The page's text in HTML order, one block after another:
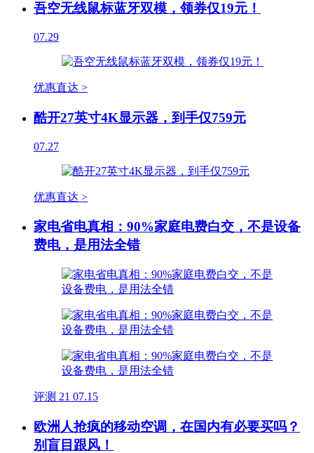
吾空无线鼠标蓝牙双模，领券仅19元！
07.29
优惠直达 >
酷开27英寸4K显示器，到手仅759元
07.27
优惠直达 >
家电省电真相：90%家庭电费白交，不是设备
费电，是用法全错
评测 21 07.15
欧洲人抢疯的移动空调，在国内有必要买吗？
别盲目跟风！